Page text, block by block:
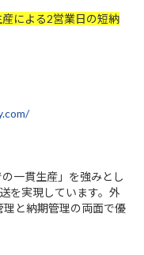
による2営業日の短納
一貫生産」を強みとし
を実現しています。外
と納期管理の両面で優